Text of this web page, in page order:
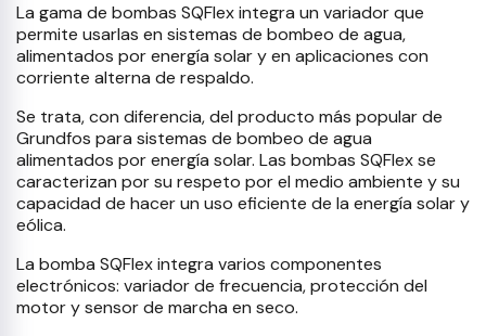
La gama de bombas SQFlex integra un variador que
permite usarlas en sistemas de bombeo de agua,
alimentados por energía solar y en aplicaciones con
corriente alterna de respaldo.
Se trata, con diferencia, del producto más popular de
Grundfos para sistemas de bombeo de agua
alimentados por energía solar. Las bombas SQFlex se
caracterizan por su respeto por el medio ambiente y su
capacidad de hacer un uso eficiente de la energía solar y
eólica.
La bomba SQFlex integra varios componentes
electrónicos: variador de frecuencia, protección del
motor y sensor de marcha en seco.